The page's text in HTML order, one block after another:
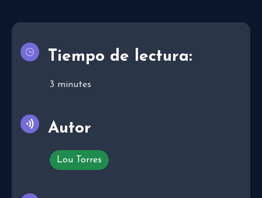
Tiempo de lectura:
3 minutes
Autor
Lou Torres